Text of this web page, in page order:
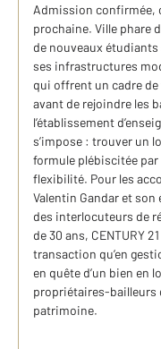
Admission confirmée,
prochaine. Ville phare
de nouveaux
ses infrastructures
qui offrent un cadre
avant de rejoindre les
l’établissement
s’impose : trouver un
formule plébiscitée
flexibilité. Pour les
Valentin Gandar et son
des interlocuteurs de
de 30 ans, CENTURY
transaction qu’en
en quête d’un bien en
propriétaires-bailleurs
patrimoine.